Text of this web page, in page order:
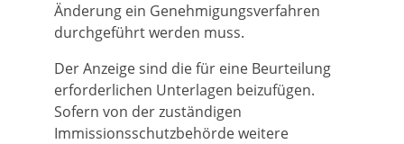
Änderung ein Genehmigungsverfahren
durchgeführt werden muss.
Der Anzeige sind die für eine Beurteilung
erforderlichen Unterlagen beizufügen.
Sofern von der zuständigen
Immissionsschutzbehörde weitere